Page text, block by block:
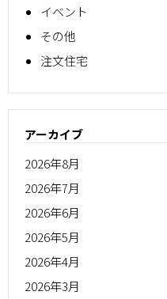
イベント
その他
注文住宅
アーカイブ
2026年8月
2026年7月
2026年6月
2026年5月
2026年4月
2026年3月